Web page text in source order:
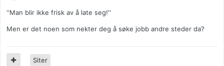
''Man blir ikke frisk av å late seg!''
Men er det noen som nekter deg å søke jobb andre steder da?
Siter